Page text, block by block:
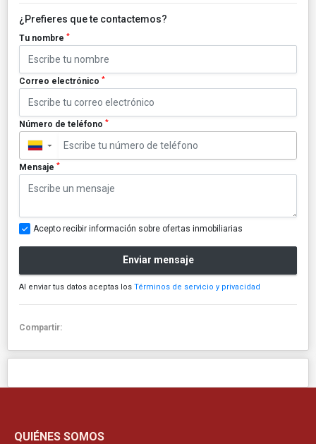
¿Prefieres que te contactemos?
Tu nombre *
Correo electrónico *
Número de teléfono *
▼
Mensaje *
Acepto recibir información sobre ofertas inmobiliarias
Enviar mensaje
Al enviar tus datos aceptas los Términos de servicio y privacidad
Compartir:
QUIÉNES SOMOS